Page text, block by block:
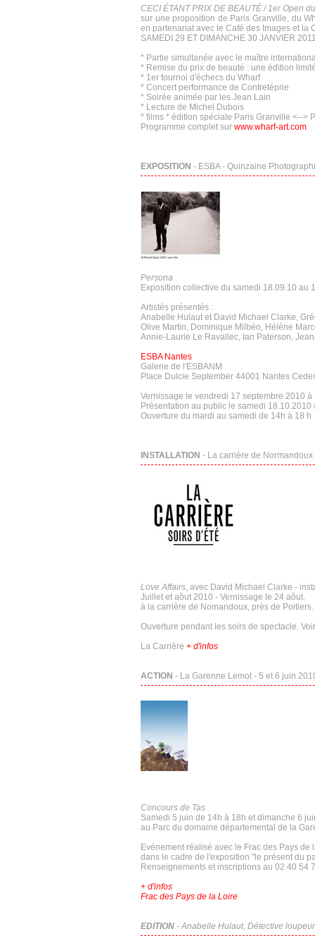
CECI ÉTANT PRIX DE BEAUTÉ / 1er Open
sur une proposition de Paris Granville, du
en partenariat avec le Café des Images et la
SAMEDI 29 ET DIMANCHE 30 JANVIER
* Partie simultanée avec le maître
* Remise du prix de beauté : une édition
* 1er tournoi d'échecs du Wharf
* Concert performance de Contretéprie
* Soirée animée par les Jean Lain
* Lecture de Michel Dubois
* films * édition spéciale Paris Granville <-->
Programme complet sur www.wharf-art.com
EXPOSITION - ESBA - Quinzaine
Persona
Exposition collective du samedi 18.09.10 au
Artistés présentés :
Anabelle Hulaut et David Michael Clarke,
Olive Martin, Dominique Milbéo, Hélène
Annie-Laurie Le Ravallec, Ian Paterson,
ESBA Nantes
Galerie de l'ESBANM
Place Dulcie September 44001 Nantes
Vernissage le vendredi 17 septembre 2010
Présentation au public le samedi 18.10.2010
Ouverture du mardi au samedi de 14h à 18 h
INSTALLATION - La carrière de
Love Affairs, avec David Michael Clarke -
Juillet et aôut 2010 - Vernissage le 24 aôut.
à la carrière de Nomandoux, près de Poitiers.
Ouverture pendant les soirs de spectacle.
La Carrière + d'infos
ACTION - La Garenne Lemot - 5 et 6 juin
Concours de Tas
Samedi 5 juin de 14h à 18h et dimanche 6
au Parc du domaine départemental de la
Evénement réalisé avec le Frac des Pays
dans le cadre de l'exposition "le présent du
Renseignements et inscriptions au 02 40 54
+ d'infos
Frac des Pays de la Loire
EDITION -Anabelle Hulaut, Détective loupeur